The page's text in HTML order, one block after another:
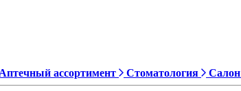
Аптечный ассортимент Стоматология